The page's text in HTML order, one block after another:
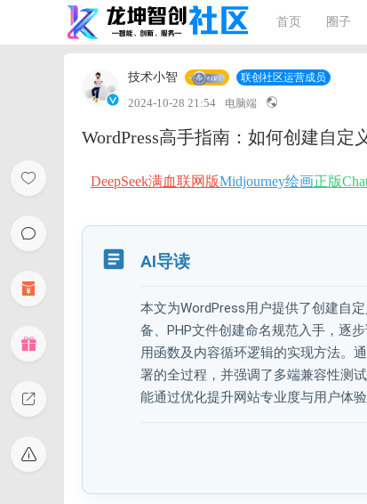
首页 圈子
技术小智 联创社区运营成员
2024-10-28 21:54 电脑端
WordPress高手指南：如何创建自定
DeepSeek满血联网版Midjourney绘画正版
AI导读
本文为WordPress用户提供了创建自
备、PHP文件创建命名规范入手，逐
用函数及内容循环逻辑的实现方法。
署的全过程，并强调了多端兼容性测
能通过优化提升网站专业度与用户体